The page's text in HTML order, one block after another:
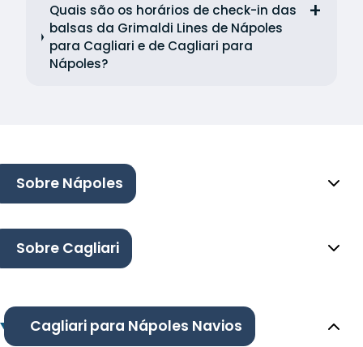
Quais são os horários de check-in das
balsas da Grimaldi Lines de Nápoles
para Cagliari e de Cagliari para
Nápoles?
Sobre Nápoles
Sobre Cagliari
Cagliari para Nápoles Navios